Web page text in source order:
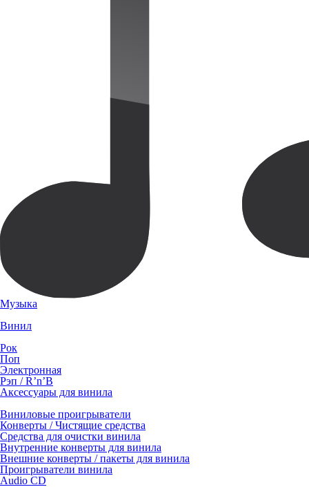
Музыка
Винил
Рок
Поп
Электронная
Рэп / R’n’B
Аксессуары для винила
Виниловые проигрыватели
Конверты / Чистящие средства
Средства для очистки винила
Внутренние конверты для винила
Внешние конверты / пакеты для винила
Проигрыватели винила
Audio CD